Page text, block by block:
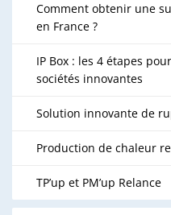
Comment obtenir une
en France ?
IP Box : les 4 étapes
sociétés innovantes
Solution innovante de
Production de chaleur
TP’up et PM’up Relance